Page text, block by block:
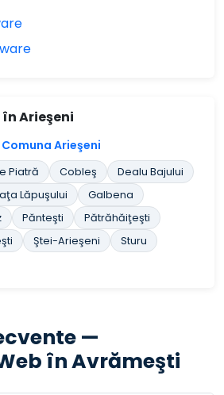
Arieşeni
Arieşeni
Piatră Cobleş
Dealu Bajului
Lăpuşului
Galbena
Pănteşti
Pătrăhăiţeşti
Ştei-Arieşeni
Sturu
—
în Avrămeşti